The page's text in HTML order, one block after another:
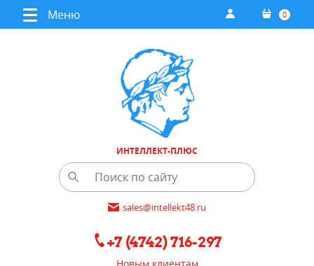
Меню 0
ИНТЕЛЛЕКТ-ПЛЮС
sales@intellekt48.ru
+7 (4742) 716-297
Новым клиентам